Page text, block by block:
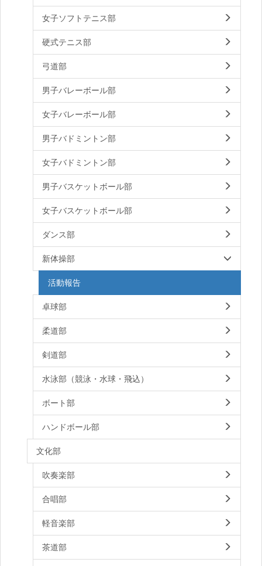
女子ソフトテニス部
硬式テニス部
弓道部
男子バレーボール部
女子バレーボール部
男子バドミントン部
女子バドミントン部
男子バスケットボール部
女子バスケットボール部
ダンス部
新体操部
活動報告
卓球部
柔道部
剣道部
水泳部（競泳・水球・飛込）
ボート部
ハンドボール部
文化部
吹奏楽部
合唱部
軽音楽部
茶道部